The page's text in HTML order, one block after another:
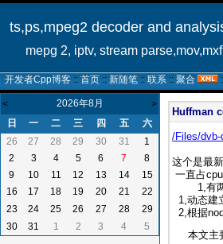
ts,ps,mpeg2 decoder and
mepg 2, iptv, stream
开发者Cpp博客 :: 首页 :: 新随笔 :: 联系 :: 聚合
< 2026年8月 >
日 一 二 三 四 五
六
26
27 28 29 30 31
1
2
3 4 5 6 7
8
9
10 11 12 13 14
15
16
17 18 19 20 21
22
23
24 25 26 27 28
29
30
31 1 2 3 4 5
Huffman
/Files/dvb-
这个是最
一直占
1,有两
1,动态建
2,根据
本文主